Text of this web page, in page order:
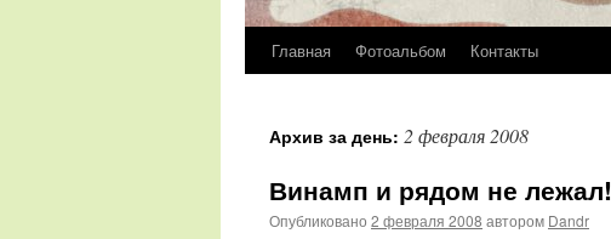
Перейти
содержимому
Главная Фотоальбом Контакты
Архив за день: 2 февраля 2008
Винамп и рядом не лежал!
Опубликовано 2 февраля 2008 автором Dandr